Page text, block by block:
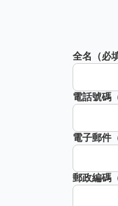
全名（必
電話號碼
電子郵件
郵政編碼